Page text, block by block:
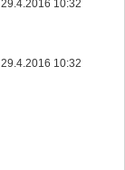
29.4.2016 10:32
29.4.2016 10:32